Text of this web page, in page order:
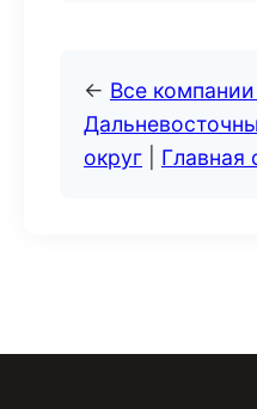
← Все
округ
Главная